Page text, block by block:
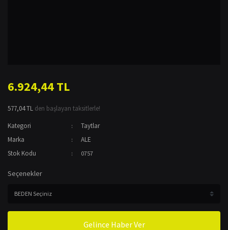
6.924,44 TL
577,04 TL den başlayan taksitlerle!
Kategori
Taytlar
Marka
ALE
Stok Kodu
0757
Seçenekler
Gelince Haber Ver